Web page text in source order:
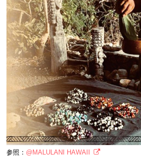
参照： @MALULANI HAWAII